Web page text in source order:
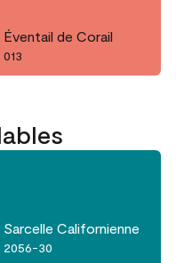
Éventail de Corail
013
Sarcelle Californienne
2056-30